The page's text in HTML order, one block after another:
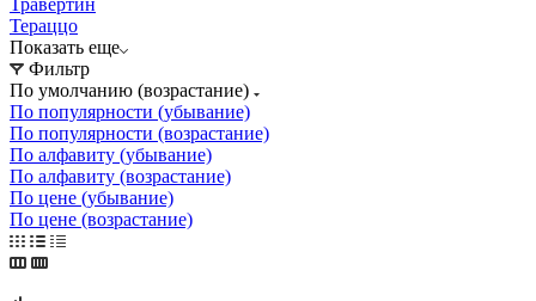
Тераццо
Показать еще
Фильтр
По умолчанию (возрастание)
По популярности (убывание)
По популярности (возрастание)
По алфавиту (убывание)
По алфавиту (возрастание)
По цене (убывание)
По цене (возрастание)